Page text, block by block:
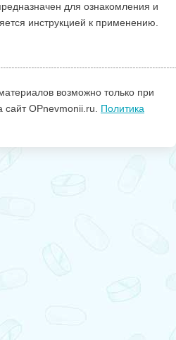
для ознакомления и
инструкцией к применению.
возможно только при
сайт OPnevmonii.ru. Политика